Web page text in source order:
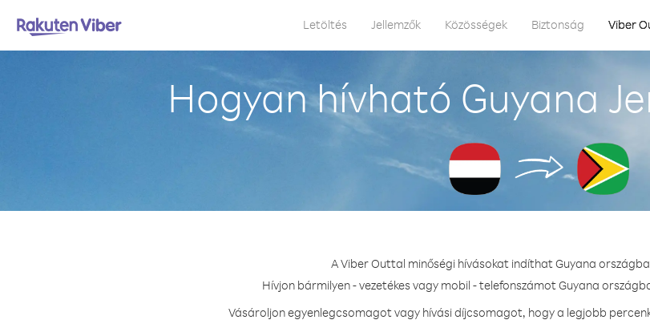
Letöltés Jellemzők Közösségek Biztonság Viber
Hogyan hívható Guyana
A Viber Outtal minőségi hívásokat indíthat Guyana
Hívjon bármilyen - vezetékes vagy mobil - telefonszámot Guyana
Vásároljon egyenlegcsomagot vagy hívási díjcsomagot, hogy a legjobb